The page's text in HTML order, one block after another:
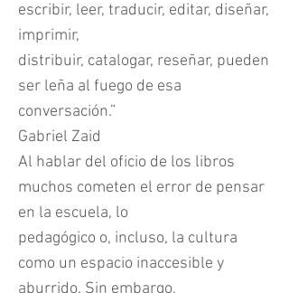
escribir, leer, traducir, editar, diseñar,
imprimir,
distribuir, catalogar, reseñar, pueden
ser leña al fuego de esa
conversación.”
Gabriel Zaid
Al hablar del oficio de los libros
muchos cometen el error de pensar
en la escuela, lo
pedagógico o, incluso, la cultura
como un espacio inaccesible y
aburrido. Sin embargo,